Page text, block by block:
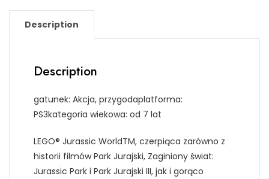
Description
Description
gatunek: Akcja, przygodaplatforma:
PS3kategoria wiekowa: od 7 lat
LEGO® Jurassic WorldTM, czerpiąca zarówno z
historii filmów Park Jurajski, Zaginiony świat:
Jurassic Park i Park Jurajski III, jak i gorąco